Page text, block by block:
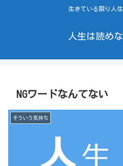
生きている限り人
人生は読め
NGワードなんてない
そういう気持ち